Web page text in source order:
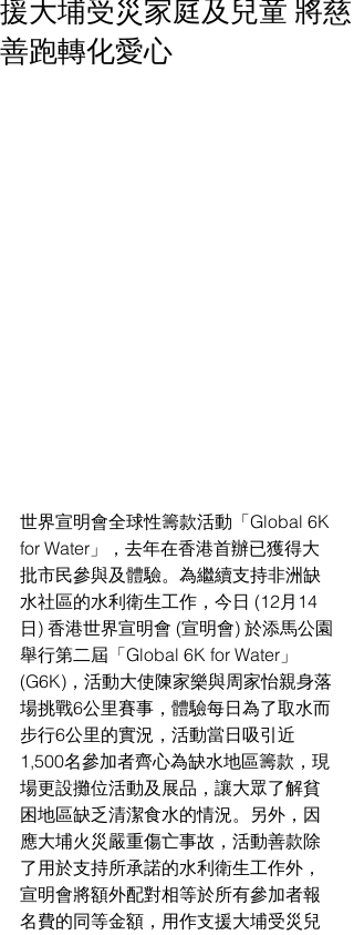
援大埔受災家庭及兒童 將慈
善跑轉化愛心
世界宣明會全球性籌款活動「Global 6K
for Water」，去年在香港首辦已獲得大
批市民參與及體驗。為繼續支持非洲缺
水社區的水利衛生工作，今日 (12月14
日) 香港世界宣明會 (宣明會) 於添馬公園
舉行第二屆「Global 6K for Water」
(G6K)，活動大使陳家樂與周家怡親身落
場挑戰6公里賽事，體驗每日為了取水而
步行6公里的實況，活動當日吸引近
1,500名參加者齊心為缺水地區籌款，現
場更設攤位活動及展品，讓大眾了解貧
困地區缺乏清潔食水的情況。另外，因
應大埔火災嚴重傷亡事故，活動善款除
了用於支持所承諾的水利衛生工作外，
宣明會將額外配對相等於所有參加者報
名費的同等金額，用作支援大埔受災兒